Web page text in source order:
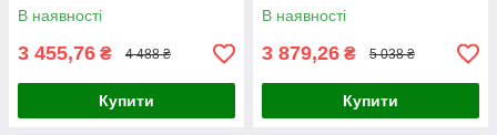
В наявності
3 455,76 ₴ 4 488 ₴
Купити
В наявності
3 879,26 ₴ 5 038 ₴
Купити